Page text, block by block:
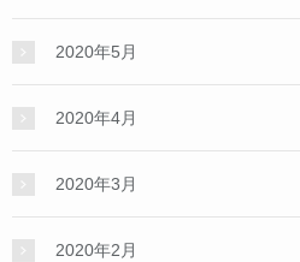
2020年5月
2020年4月
2020年3月
2020年2月